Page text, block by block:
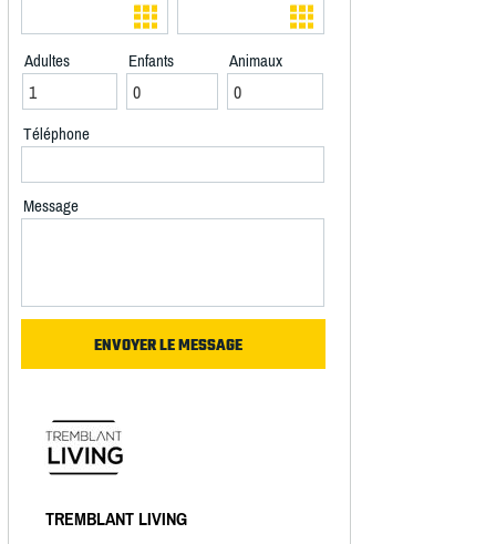
Adultes Enfants Animaux
Téléphone
Message
TREMBLANT LIVING